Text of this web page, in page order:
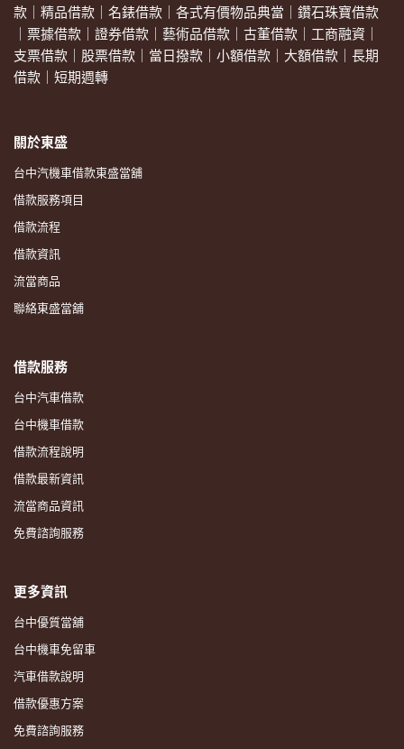
款｜精品借款｜名錶借款｜各式有價物品典當｜鑽石珠寶借款
｜票據借款｜證券借款｜藝術品借款｜古董借款｜工商融資｜
支票借款｜股票借款｜當日撥款｜小額借款｜大額借款｜長期
借款｜短期週轉
關於東盛
台中汽機車借款東盛當舖
借款服務項目
借款流程
借款資訊
流當商品
聯絡東盛當舖
借款服務
台中汽車借款
台中機車借款
借款流程說明
借款最新資訊
流當商品資訊
免費諮詢服務
更多資訊
台中優質當舖
台中機車免留車
汽車借款說明
借款優惠方案
免費諮詢服務